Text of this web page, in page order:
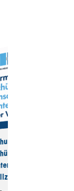
2026/27 –
der